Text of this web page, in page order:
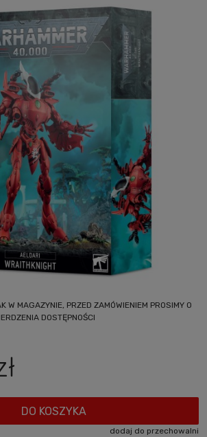
W MAGAZYNIE, PRZED ZAMÓWIENIEM PROSIMY O
DOSTĘPNOŚCI
DO KOSZYKA
dodaj do przechowalni